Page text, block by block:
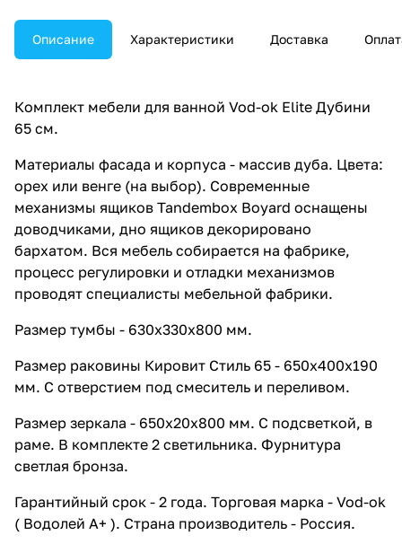
Описание Характеристики Доставка
Комплект мебели для ванной Vod-ok Elite Дубини
65 см.
Материалы фасада и корпуса - массив дуба. Цвета:
орех или венге (на выбор). Современные
механизмы ящиков Tandembox Boyard оснащены
доводчиками, дно ящиков декорировано
бархатом. Вся мебель собирается на фабрике,
процесс регулировки и отладки механизмов
проводят специалисты мебельной фабрики.
Размер тумбы - 630х330х800 мм.
Размер раковины Кировит Стиль 65 - 650х400х190
мм. С отверстием под смеситель и переливом.
Размер зеркала - 650х20х800 мм. С подсветкой, в
раме. В комплекте 2 светильника. Фурнитура
светлая бронза.
Гарантийный срок - 2 года. Торговая марка - Vod-ok
( Водолей А+ ). Страна производитель - Россия.